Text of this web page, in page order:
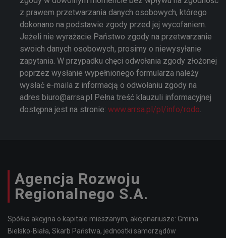
z prawem przetwarzania danych osobowych, którego
dokonano na podstawie zgody przed jej wycofaniem.
Jeżeli nie wyrażacie Państwo zgody na przetwarzanie
swoich danych osobowych, prosimy o niewysyłanie
zapytania. W przypadku chęci odwołania zgody złożonej
poprzez wysłanie wypełnionego formularza należy
wysłać e-maila z informacją o odwołaniu zgody na
adres biuro@arrsa.pl Pełna treść klauzuli informacyjnej
dostępna jest na stronie: www.arrsa.pl/pl/info/rodo.
Agencja Rozwoju
Regionalnego S.A.
Spółka akcyjna o kapitale mieszanym, akcjonariusze: Gmina
Bielsko-Biała, Skarb Państwa, jednostki samorządów